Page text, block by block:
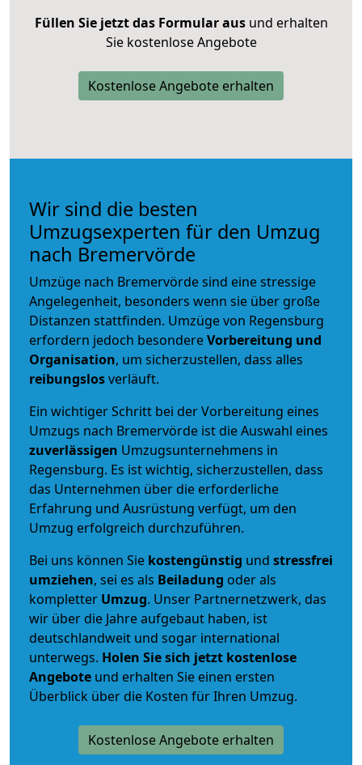
Füllen Sie jetzt das Formular ausund erhalten
Sie kostenlose Angebote
Kostenlose Angebote erhalten
Wir sind die besten
Umzugsexperten für den Umzug
nach Bremervörde
Umzüge nach Bremervörde sind eine stressige
Angelegenheit, besonders wenn sie über große
Distanzen stattfinden. Umzüge von Regensburg
erfordern jedoch besondereVorbereitung und
Organisation, um sicherzustellen, dass alles
reibungslosverläuft.
Ein wichtiger Schritt bei der Vorbereitung eines
Umzugs nach Bremervörde ist die Auswahl eines
zuverlässigen Umzugsunternehmens in
Regensburg. Es ist wichtig, sicherzustellen, dass
das Unternehmen über die erforderliche
Erfahrung und Ausrüstung verfügt, um den
Umzug erfolgreich durchzuführen.
Bei uns können Sie kostengünstig und stressfrei
umziehen, sei es als Beiladung oder als
kompletter Umzug. Unser Partnernetzwerk, das
wir über die Jahre aufgebaut haben, ist
deutschlandweit und sogar international
unterwegs. Holen Sie sich jetzt kostenlose
Angebote und erhalten Sie einen ersten
Überblick über die Kosten für Ihren Umzug.
Kostenlose Angebote erhalten